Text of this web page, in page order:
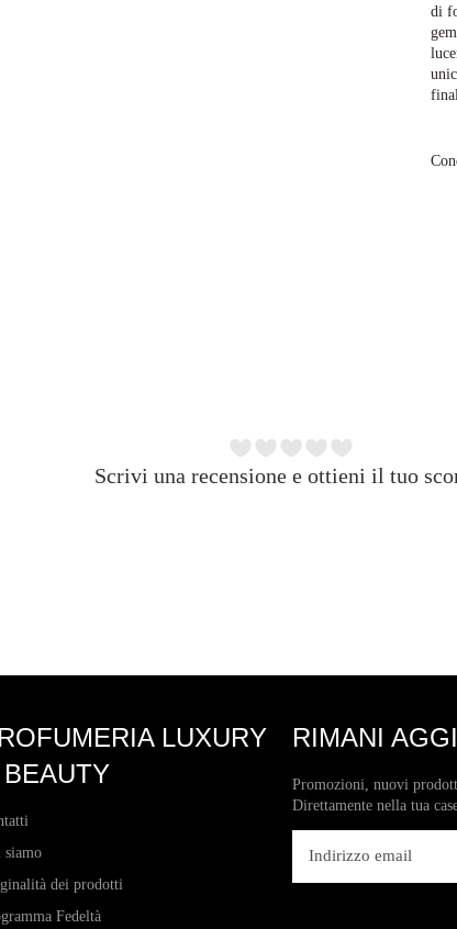
di
Scrivi una recensione e ottieni il tuo
LUXURY
siamo
dei prodotti
Fedeltà
RIMANI
Promozioni, nuovi
Direttamente nella tua